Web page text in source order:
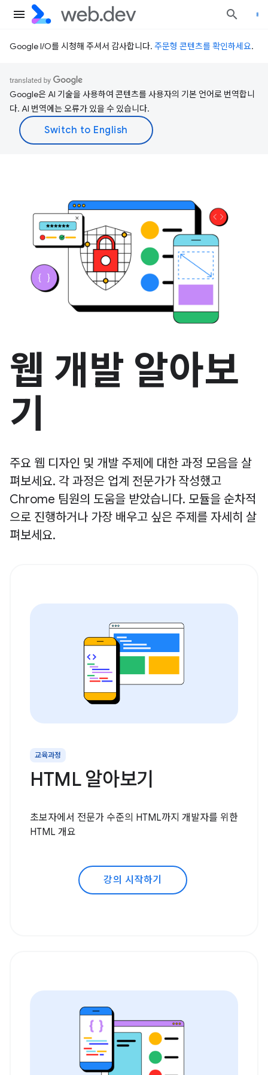
Google I/O를 시청해 주셔서 감사합니다. 주문형 콘텐츠를 확인하세요.
Google은 AI 기술을 사용하여 콘텐츠를 사용자의 기본 언어로 번역합니
다. AI 번역에는 오류가 있을 수 있습니다.
웹 개발 알아보
기
주요 웹 디자인 및 개발 주제에 대한 과정 모음을 살
펴보세요. 각 과정은 업계 전문가가 작성했고
Chrome 팀원의 도움을 받았습니다. 모듈을 순차적
으로 진행하거나 가장 배우고 싶은 주제를 자세히 살
펴보세요.
교육과정
HTML 알아보기
초보자에서 전문가 수준의 HTML까지 개발자를 위한
HTML 개요
강의 시작하기